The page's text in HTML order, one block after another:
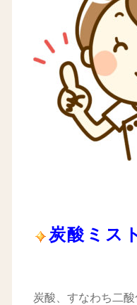
炭酸ミス
炭酸、すなわち二